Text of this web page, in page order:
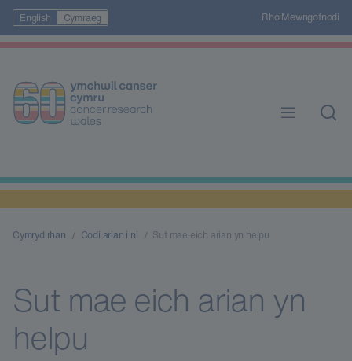
English Cymraeg RhoiMewngofnodi
Cymryd rhan Codi arian i ni Sut mae eich arian yn helpu
Sut mae eich arian yn
helpu